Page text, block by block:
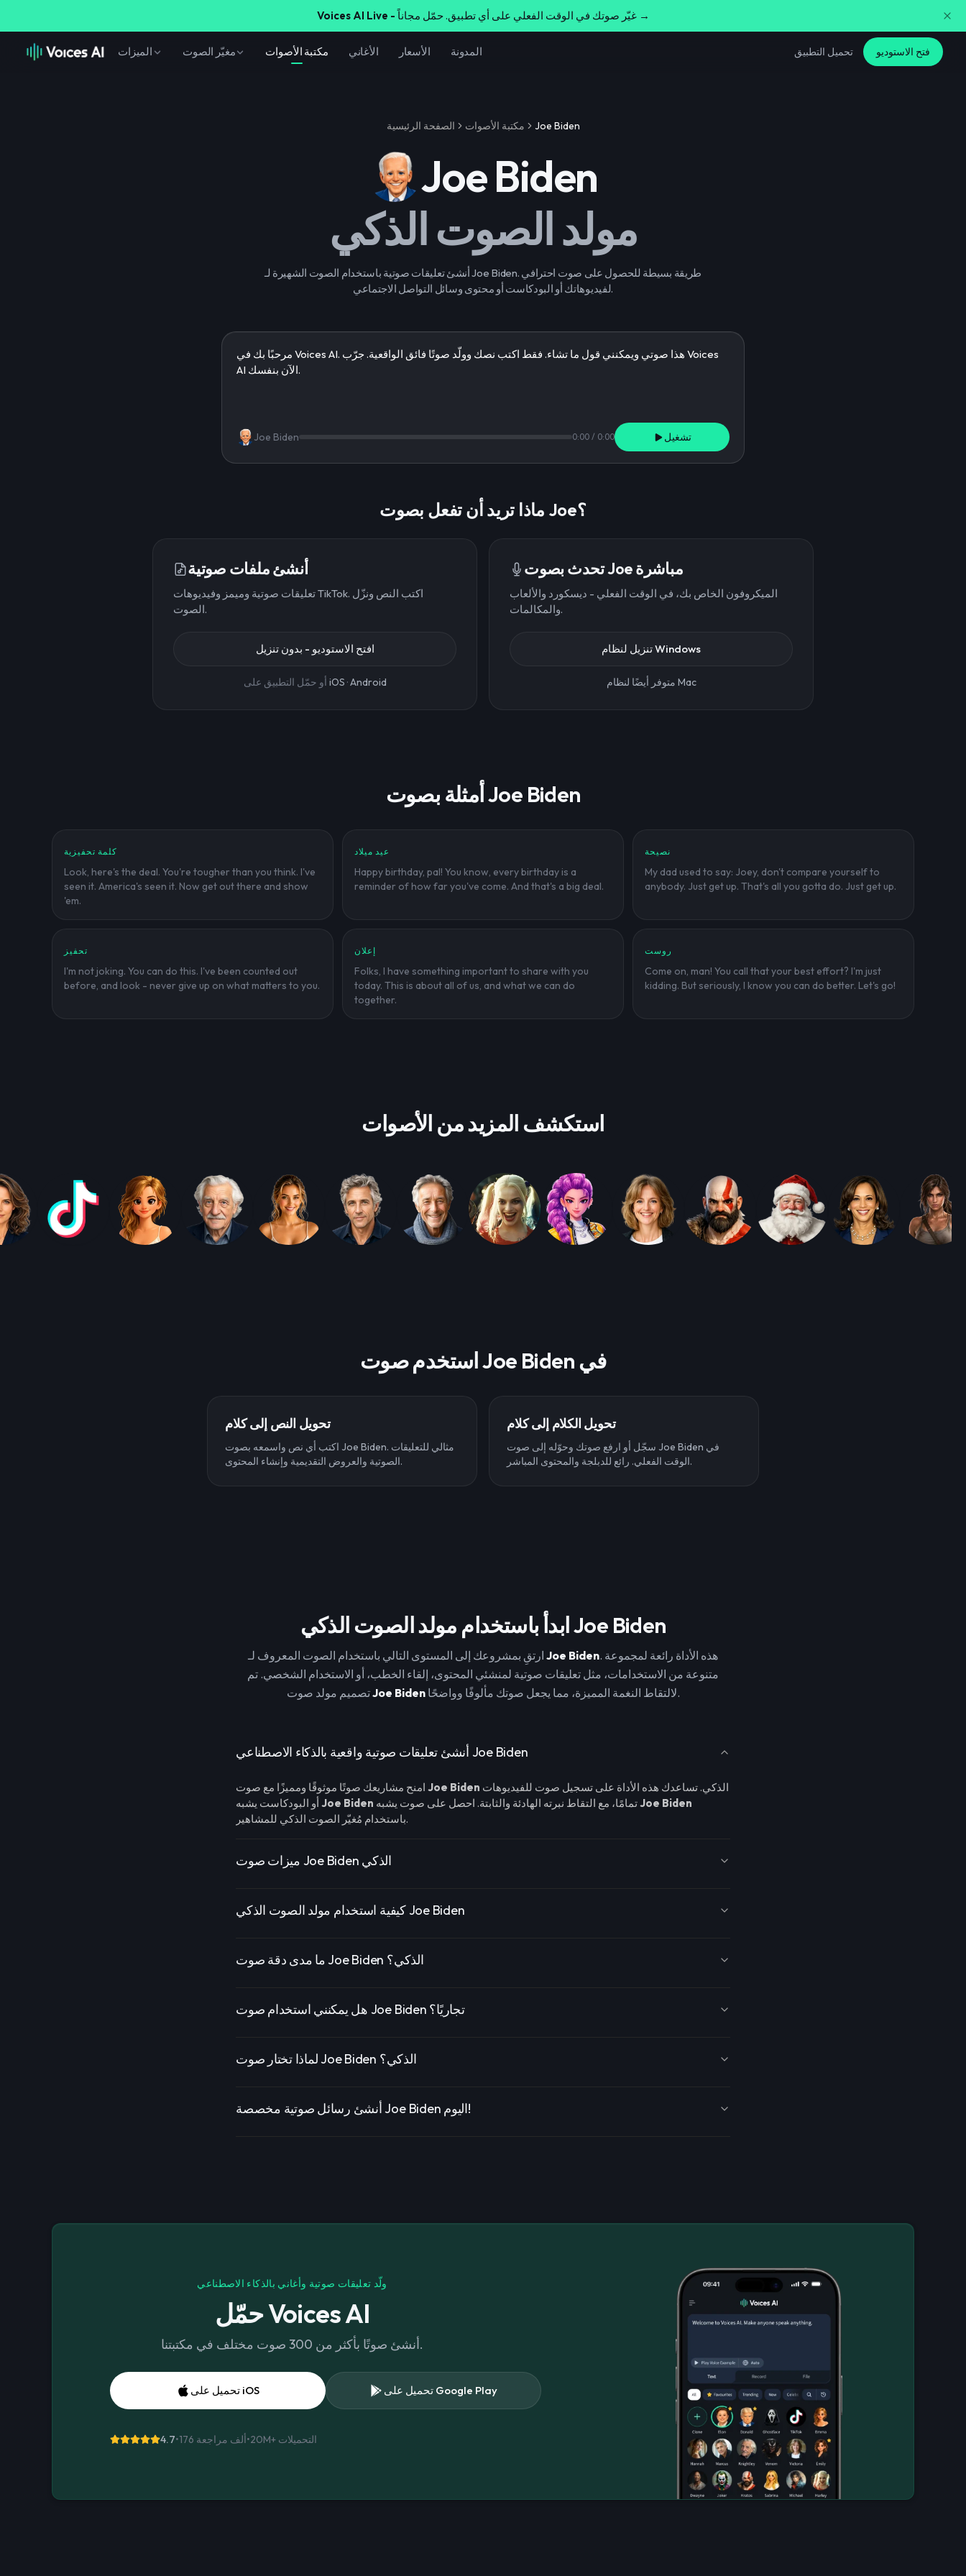
Voices AI Live - غيّر صوتك في الوقت الفعلي على أي تطبيق. حمّل مجاناً →
الميزات مغيّر الصوت مكتبة الأصوات الأغاني الأسعار المدونة تحميل التطبيق فتح الاستوديو
الصفحة الرئيسية مكتبة الأصوات Joe Biden
Joe Biden
مولد الصوت الذكي
أنشئ تعليقات صوتية باستخدام الصوت الشهيرة لـ Joe Biden. طريقة بسيطة للحصول على صوت احترافي
لفيديوهاتك أو البودكاست أو محتوى وسائل التواصل الاجتماعي.
Joe Biden 0:00 / 0:00 تشغيل
ماذا تريد أن تفعل بصوت Joe؟
أنشئ ملفات صوتية
تعليقات صوتية وميمز وفيديوهات TikTok. اكتب النص ونزّل
الصوت.
افتح الاستوديو - بدون تنزيل
أو حمّل التطبيق على iOS ·Android
تحدث بصوت Joe مباشرة
الميكروفون الخاص بك، في الوقت الفعلي - ديسكورد والألعاب
والمكالمات.
تنزيل لنظام Windows
متوفر أيضًا لنظام Mac
أمثلة بصوت Joe Biden
كلمة تحفيزية
Look, here's the deal. You're tougher than you think. I've
seen it. America's seen it. Now get out there and show
'em.
عيد ميلاد
Happy birthday, pal! You know, every birthday is a
reminder of how far you've come. And that's a big deal.
نصيحة
My dad used to say: Joey, don't compare yourself to
anybody. Just get up. That's all you gotta do. Just get up.
تحفيز
I'm not joking. You can do this. I've been counted out
before, and look - never give up on what matters to you.
إعلان
Folks, I have something important to share with you
today. This is about all of us, and what we can do
together.
روست
Come on, man! You call that your best effort? I'm just
kidding. But seriously, I know you can do better. Let's go!
استكشف المزيد من الأصوات
استخدم صوت Joe Biden في
تحويل النص إلى كلام
اكتب أي نص واسمعه بصوت Joe Biden. مثالي للتعليقات
الصوتية والعروض التقديمية وإنشاء المحتوى.
تحويل الكلام إلى كلام
سجّل أو ارفع صوتك وحوّله إلى صوت Joe Biden في
الوقت الفعلي. رائع للدبلجة والمحتوى المباشر.
ابدأ باستخدام مولد الصوت الذكي Joe Biden
Joe Biden. هذه الأداة رائعة لمجموعة
متنوعة من الاستخدامات، مثل تعليقات صوتية لمنشئي المحتوى، إلقاء الخطب، أو الاستخدام الشخصي. تم
تصميم مولد صوتJoe Biden لالتقاط النغمة المميزة، مما يجعل صوتك مألوفًا وواضحًا.
أنشئ تعليقات صوتية واقعية بالذكاء الاصطناعي Joe Biden
Joe Biden
Joe Biden
Joe Biden
باستخدام مُغيّر الصوت الذكي للمشاهير.
ميزات صوت Joe Biden الذكي
كيفية استخدام مولد الصوت الذكي Joe Biden
ما مدى دقة صوت Joe Biden الذكي؟
هل يمكنني استخدام صوت Joe Biden تجاريًا؟
لماذا تختار صوت Joe Biden الذكي؟
أنشئ رسائل صوتية مخصصة Joe Biden اليوم!
ولّد تعليقات صوتية وأغاني بالذكاء الاصطناعي
حمّل Voices AI
أنشئ صوتًا بأكثر من 300 صوت مختلف في مكتبتنا.
تحميل على iOS تحميل على Google Play
4.7• 176 ألف مراجعة •20M+ التحميلات